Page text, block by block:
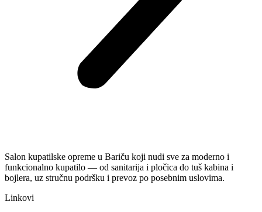
Salon kupatilske opreme u Bariču koji nudi sve za moderno i
funkcionalno kupatilo — od sanitarija i pločica do tuš kabina i
bojlera, uz stručnu podršku i prevoz po posebnim uslovima.
Linkovi